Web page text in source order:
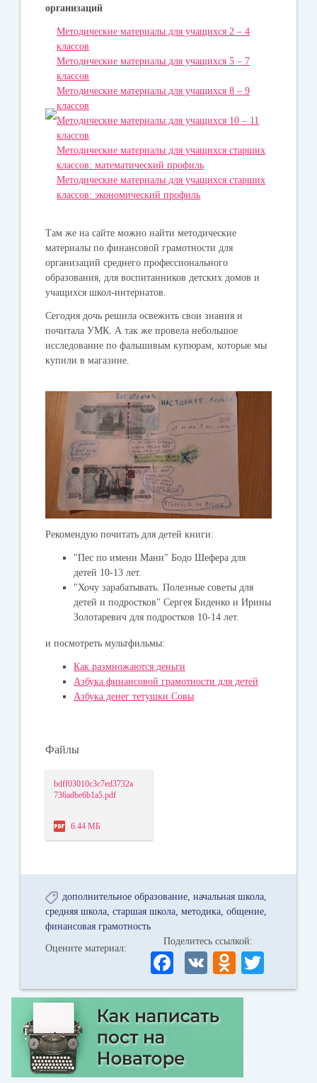
организаций
Методические материалы для учащихся 2 – 4
классов
Методические материалы для учащихся 5 – 7
классов
Методические материалы для учащихся 8 – 9
классов
Методические материалы для учащихся 10 – 11
классов
Методические материалы для учащихся старших
классов: математический профиль
Методические материалы для учащихся старших
классов: экономический профиль
Там же на сайте можно найти методические
материалы по финансовой грамотности для
организаций среднего профессионального
образования, для воспитанников детских домов и
учащихся школ-интернатов.
Сегодня дочь решила освежить свои знания и
почитала УМК. А так же провела небольшое
исследование по фальшивым купюрам, которые мы
купили в магазине.
Рекомендую почитать для детей книги:
"Пес по имени Мани" Бодо Шефера для
детей 10-13 лет.
"Хочу зарабатывать. Полезные советы для
детей и подростков" Сергея Биденко и Ирины
Золотаревич для подростков 10-14 лет.
и посмотреть мультфильмы:
Как размножаются деньги
Азбука финансовой грамотности для детей
Азбука денег тетушки Совы
Файлы
bdff03010c3c7ed3732a
736adbe6b1a5.pdf
6.44 МБ
дополнительное образование начальная школа
средняя школа старшая школа методика общение
финансовая грамотность
Оцените материал:
Поделитесь ссылкой:
Fa
ce
bo
ok
V
K
O
dn
ok
ni
wi